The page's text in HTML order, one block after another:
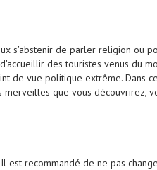
s'abstenir de parler religion ou
des touristes venus du
de vue politique extrême. Dans
que vous découvrirez,
est recommandé de ne pas